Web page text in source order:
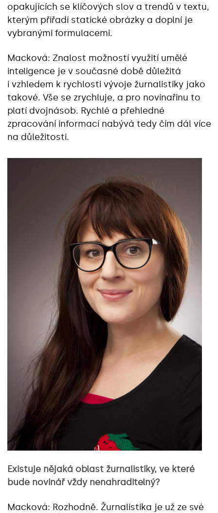
opakujících se klíčových slov a trendů v textu,
kterým přiřadí statické obrázky a doplní je
vybranými formulacemi.
Macková: Znalost možností využití umělé
inteligence je v současné době důležitá
i vzhledem k rychlosti vývoje žurnalistiky jako
takové. Vše se zrychluje, a pro novinařinu to
platí dvojnásob. Rychlé a přehledné
zpracování informací nabývá tedy čím dál více
na důležitosti.
Existuje nějaká oblast žurnalistiky, ve které
bude novinář vždy nenahraditelný?
Macková: Rozhodně. Žurnalistika je už ze své